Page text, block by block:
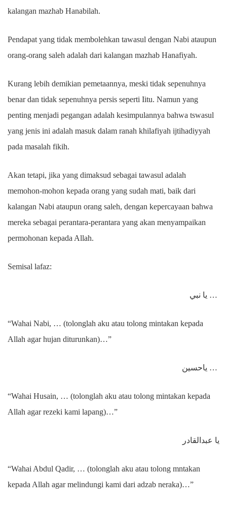
kalangan mazhab Hanabilah.
Pendapat yang tidak membolehkan tawasul dengan Nabi ataupun
orang-orang saleh adalah dari kalangan mazhab Hanafiyah.
Kurang lebih demikian pemetaannya, meski tidak sepenuhnya
benar dan tidak sepenuhnya persis seperti Iitu. Namun yang
penting menjadi pegangan adalah kesimpulannya bahwa tswasul
yang jenis ini adalah masuk dalam ranah khilafiyah ijtihadiyyah
pada masalah fikih.
Akan tetapi, jika yang dimaksud sebagai tawasul adalah
memohon-mohon kepada orang yang sudah mati, baik dari
kalangan Nabi ataupun orang saleh, dengan kepercayaan bahwa
mereka sebagai perantara-perantara yang akan menyampaikan
permohonan kepada Allah.
Semisal lafaz:
يا نبي …
“Wahai Nabi, … (tolonglah aku atau tolong mintakan kepada
Allah agar hujan diturunkan)…”
ياحسين …
“Wahai Husain, … (tolonglah aku atau tolong mintakan kepada
Allah agar rezeki kami lapang)…”
يا عبدالقادر
“Wahai Abdul Qadir, … (tolonglah aku atau tolong mntakan
kepada Allah agar melindungi kami dari adzab neraka)…”